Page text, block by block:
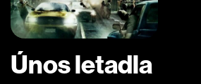
Únos letadla